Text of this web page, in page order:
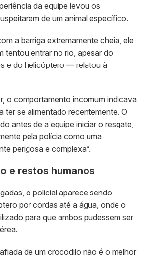
da equipe levou os
de um animal específico.
a barriga extremamente cheia, ele
tentou entrar no rio, apesar do
e do helicóptero — relatou à
o comportamento incomum indicava
ter se alimentado recentemente. O
antes de a equipe iniciar o resgate,
pela polícia como uma
perigosa e complexa”.
e restos humanos
o policial aparece sendo
por cordas até a água, onde o
para que ambos pudessem ser
de um crocodilo não é o melhor